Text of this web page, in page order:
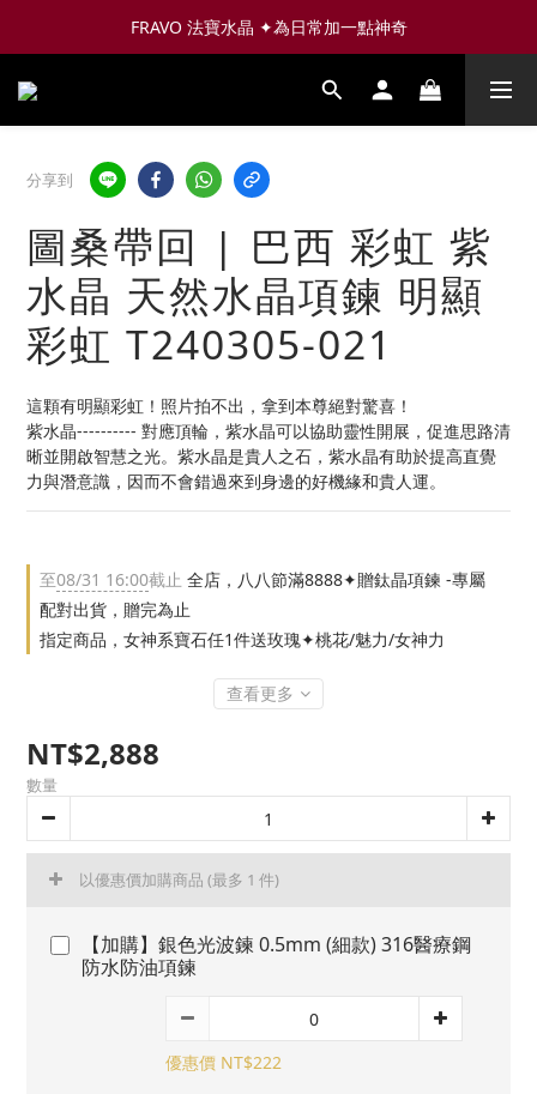
FRAVO 法寶水晶 ✦為日常加一點神奇
分享到
圖桑帶回 | 巴西 彩虹 紫
水晶 天然水晶項鍊 明顯
彩虹 T240305-021
這顆有明顯彩虹！照片拍不出，拿到本尊絕對驚喜！
紫水晶---------- 對應頂輪，紫水晶可以協助靈性開展，促進思路清
晰並開啟智慧之光。紫水晶是貴人之石，紫水晶有助於提高直覺
力與潛意識，因而不會錯過來到身邊的好機緣和貴人運。
至08/31 16:00截止 全店，八八節滿8888✦贈鈦晶項鍊 -專屬
配對出貨，贈完為止
指定商品，女神系寶石任1件送玫瑰✦桃花/魅力/女神力
查看更多
NT$2,888
數量
以優惠價加購商品 (最多 1 件)
【加購】銀色光波鍊 0.5mm (細款) 316醫療鋼
防水防油項鍊
優惠價 NT$222